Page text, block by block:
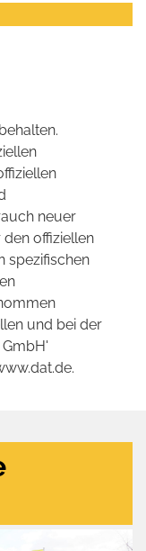
neuer
offiziellen
spezifischen
und bei der